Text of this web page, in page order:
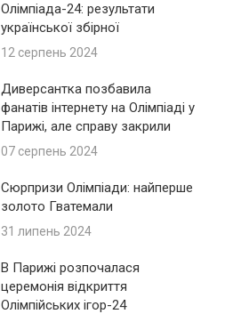
Олімпіада-24: результати
української збірної
12 серпень 2024
Диверсантка позбавила
фанатів інтернету на Олімпіаді у
Парижі, але справу закрили
07 серпень 2024
Сюрпризи Олімпіади: найперше
золото Гватемали
31 липень 2024
В Парижі розпочалася
церемонія відкриття
Олімпійських ігор-24